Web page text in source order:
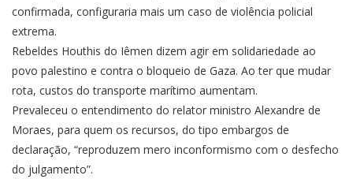
confirmada, configuraria mais um caso de violência policial
extrema.
Rebeldes Houthis do Iêmen dizem agir em solidariedade ao
povo palestino e contra o bloqueio de Gaza. Ao ter que mudar
rota, custos do transporte marítimo aumentam.
Prevaleceu o entendimento do relator ministro Alexandre de
Moraes, para quem os recursos, do tipo embargos de
declaração, “reproduzem mero inconformismo com o desfecho
do julgamento”.